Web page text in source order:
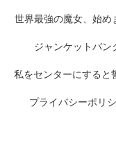
世界最強の魔女、始め
ジャンケットバン
プライバシーポリ